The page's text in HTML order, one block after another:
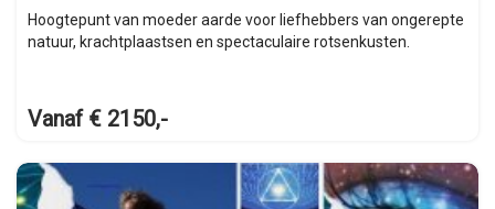
Hoogtepunt van moeder aarde voor liefhebbers van ongerepte
natuur, krachtplaastsen en spectaculaire rotsenkusten.
Vanaf € 2150,-